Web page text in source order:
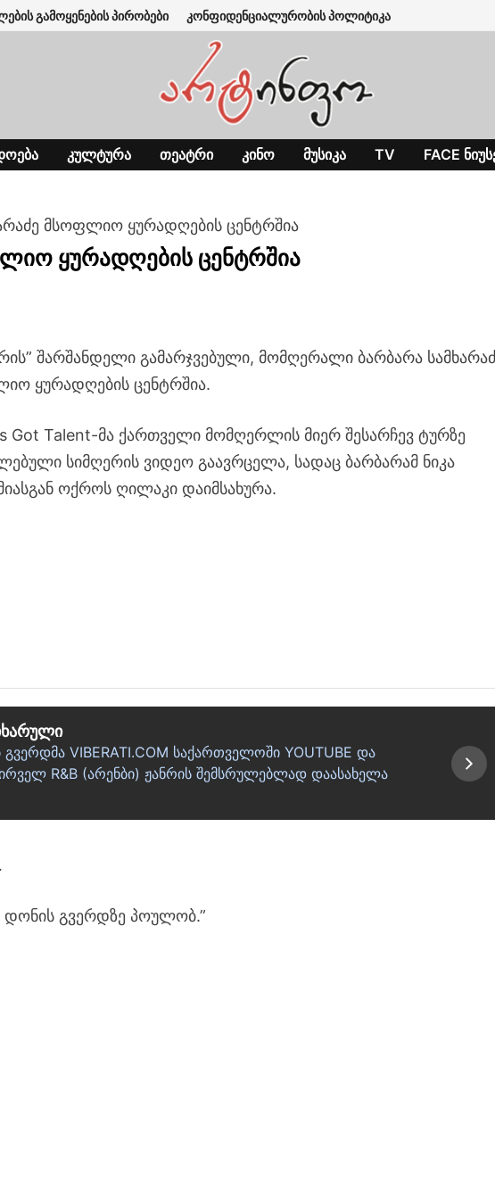
გამოყენების პირობები კონფიდენციალურობის პოლიტიკა
ᲙᲣᲚᲢᲣᲠᲐ ᲗᲔᲐᲢᲠᲘ ᲙᲘᲜᲝ ᲛᲣᲡᲘᲙᲐ TV FACE
მსოფლიო ყურადღების ცენტრშია
ყურადღების ცენტრშია
შარშანდელი გამარჯვებული, მომღერალი ბარბარა
ყურადღების ცენტრშია.
Got Talent-მა ქართველი მომღერლის მიერ შესარჩევ ტურზე
სიმღერის ვიდეო გაავრცელა, სადაც ბარბარამ ნიკა
ოქროს ღილაკი დაიმსახურა.
VIBERATI.COM საქართველოში YOUTUBE და
R&B (არენბი) ჟანრის შემსრულებლად დაასახელა
გვერდზე პოულობ.”